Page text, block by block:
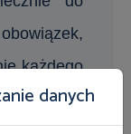
każdego
danych